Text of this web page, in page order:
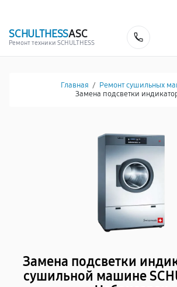
SCHULTHESSASC
Ремонт техники SCHULTHESS
Главная / Ремонт сушильных
Замена подсветки
Замена подсветки
сушильной машине